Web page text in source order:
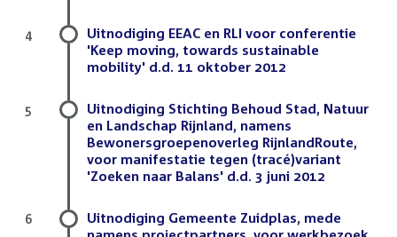
Uitnodiging EEAC en RLI voor conferentie
'Keep moving, towards sustainable
mobility' d.d. 11 oktober 2012
4
Uitnodiging Stichting Behoud Stad, Natuur
en Landschap Rijnland, namens
Bewonersgroepenoverleg RijnlandRoute,
voor manifestatie tegen (tracé)variant
'Zoeken naar Balans' d.d. 3 juni 2012
5
Uitnodiging Gemeente Zuidplas, mede
6